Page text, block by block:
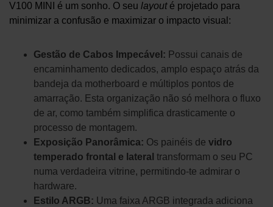
V100 MINI é um sonho. O seu layouté projetado para
minimizar a confusão e maximizar o impacto visual:
Gestão de Cabos Impecável: Possui canais de
encaminhamento dedicados, amplo espaço atrás da
bandeja da motherboard e múltiplos pontos de
amarração. Esta organização não só melhora o fluxo
de ar, como também simplifica drasticamente o
processo de montagem.
Exposição Panorâmica: Os painéis de vidro
temperado frontal e lateral transformam o seu PC
numa verdadeira vitrine, permitindo-te admirar o
hardware.
Estilo ARGB: Uma faixa ARGB integrada adiciona